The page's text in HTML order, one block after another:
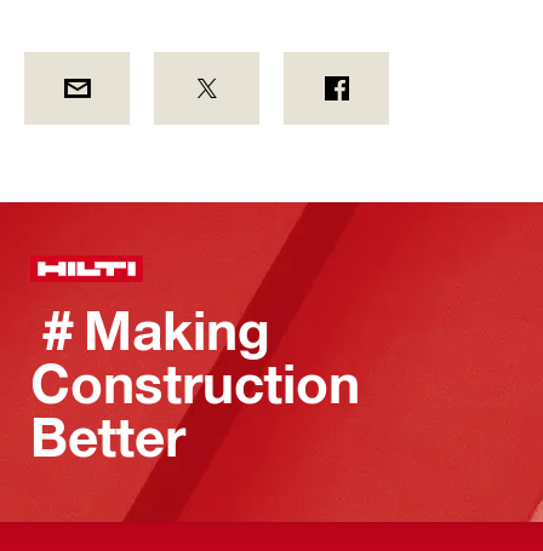
＃Making
Construction
Better